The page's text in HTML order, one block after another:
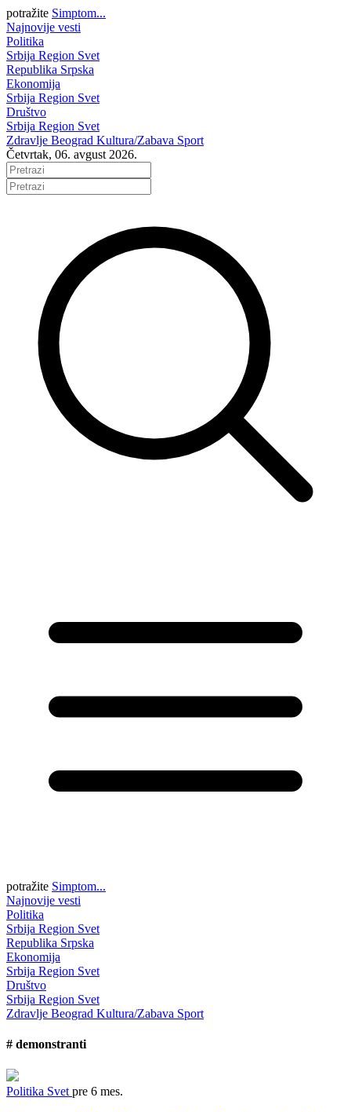
potražite Simptom...
Najnovije vesti
Politika
Srbija Region Svet
Republika Srpska
Ekonomija
Srbija Region Svet
Društvo
Srbija Region Svet
Zdravlje Beograd Kultura/Zabava Sport
Četvrtak, 06. avgust 2026.
potražite Simptom...
Najnovije vesti
Politika
Srbija Region Svet
Republika Srpska
Ekonomija
Srbija Region Svet
Društvo
Srbija Region Svet
Zdravlje Beograd Kultura/Zabava Sport
# demonstranti
Politika Svet pre 6 mes.